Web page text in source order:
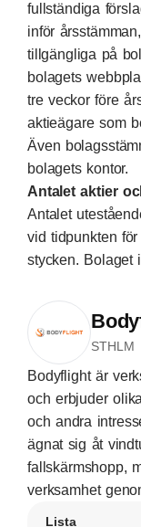
fullständiga
inför
tillgängliga på
bolagets
tre veckor före
aktieägare som
Även
bolagets kontor.
Antalet aktier
Antalet
vid tidpunkten
stycken. Bolaget
STHLM
Bodyflight är
och erbjuder
och andra
ägnat sig åt
fallskärmshopp,
verksamhet
Lista